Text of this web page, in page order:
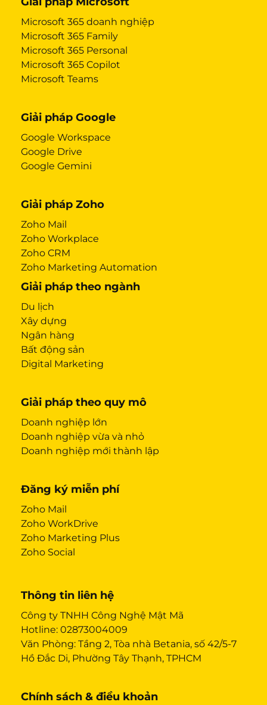
Microsoft 365 doanh nghiệp
Microsoft 365 Family
Microsoft 365 Personal
Microsoft 365 Copilot
Microsoft Teams
Giải pháp Google
Google Workspace
Google Drive
Google Gemini
Giải pháp Zoho
Zoho Mail
Zoho Workplace
Zoho CRM
Zoho Marketing Automation
Giải pháp theo ngành
Du lịch
Xây dựng
Ngân hàng
Bất động sản
Digital Marketing
Giải pháp theo quy mô
Doanh nghiệp lớn
Doanh nghiệp vừa và nhỏ
Doanh nghiệp mới thành lập
Đăng ký miễn phí
Zoho Mail
Zoho WorkDrive
Zoho Marketing Plus
Zoho Social
Thông tin liên hệ
Công ty TNHH Công Nghệ Mật Mã
Hotline: 02873004009
Văn Phòng: Tầng 2, Tòa nhà Betania, số 42/5-7
Hồ Đắc Di, Phường Tây Thạnh, TPHCM
Chính sách & điều khoản